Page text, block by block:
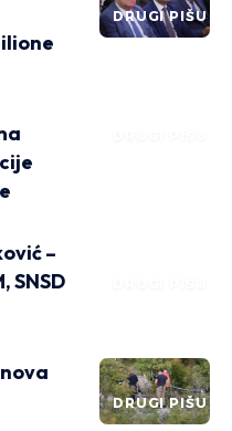
DRUGI PIŠU
–
SNSD
DRUGI PIŠU